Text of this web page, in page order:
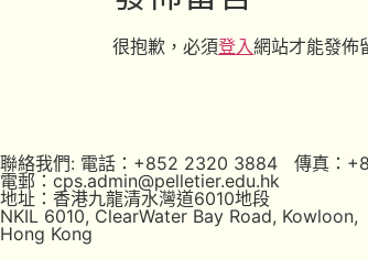
很抱歉，必須登入網站才能發佈
聯絡我們: 電話：+852 2320 3884 傳真：
電郵：cps.admin@pelletier.edu.hk
地址：香港九龍清水灣道6010地段
NKIL 6010, ClearWater Bay Road, Kowloon,
Hong Kong